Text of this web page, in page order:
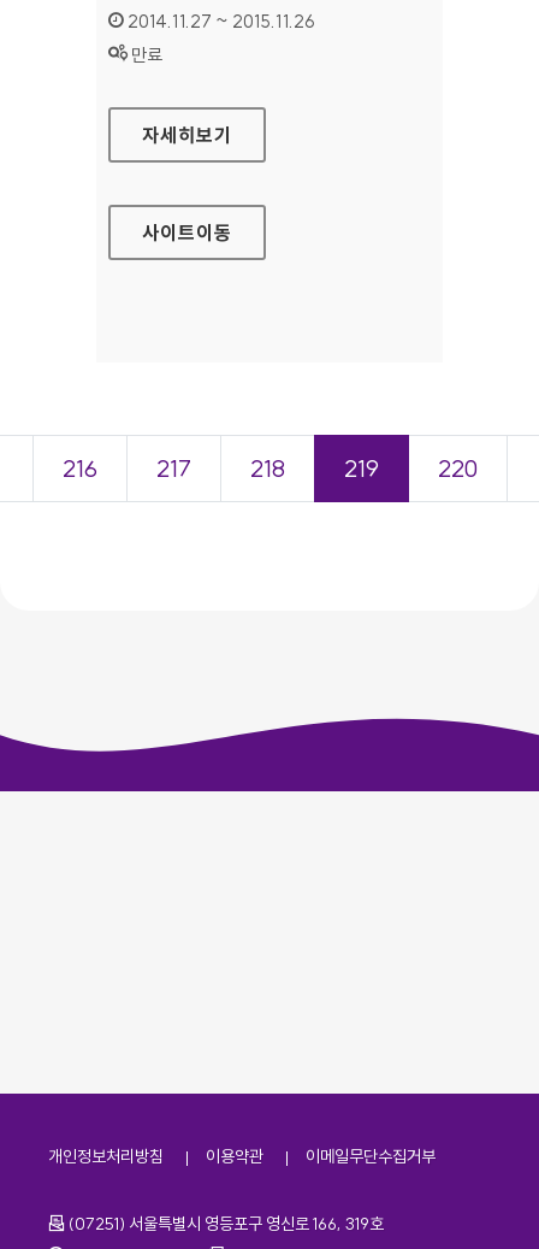
인증기간 :
2014.11.27 ~ 2015.11.26
상태 :
만료
롯데재단 홈페이지
자세히보기
사이트이동
216 217 218 219 220
개인정보처리방침 이용약관 이메일무단수집거부
주소
(07251) 서울특별시 영등포구 영신로 166, 319호